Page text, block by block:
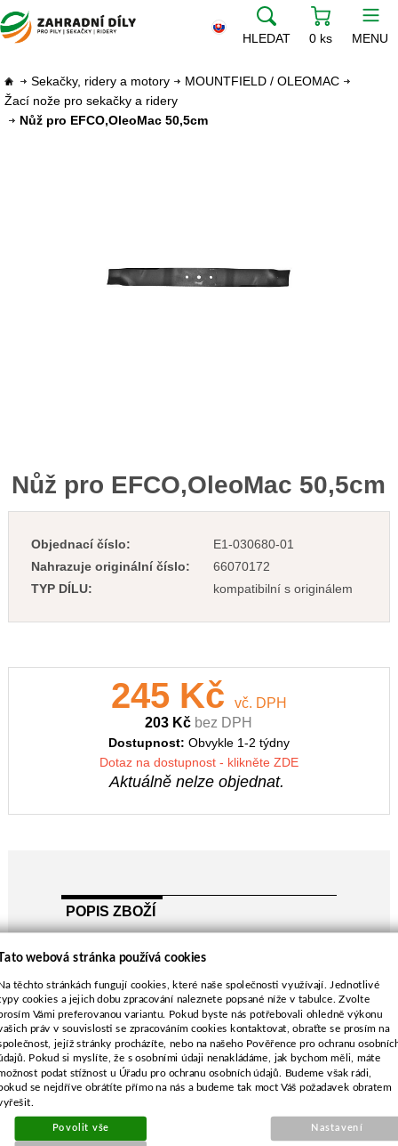
HLEDAT 0 ks MENU
Sekačky, ridery a motory
MOUNTFIELD / OLEOMAC
Žací nože pro sekačky a ridery
Nůž pro EFCO,OleoMac 50,5cm
Nůž pro EFCO,OleoMac 50,5cm
Objednací číslo:
E1-030680-01
Nahrazuje originální číslo:
66070172
TYP DÍLU:
kompatibilní s originálem
245 Kč
vč. DPH
203 Kč bez DPH
Dostupnost: Obvykle 1-2 týdny
Dotaz na dostupnost - klikněte ZDE
Aktuálně nelze objednat.
POPIS ZBOŽÍ
OleoMac G53
mulčovací nůž
délka-508 mm
průměr středu-10,0 mm
rozteč-65,0 mm
průměr vnějších děr-8,5 mm
webová stránka používá cookies
těchto stránkách fungují cookies, které naše společnosti využívají. Jednotlivé
cookies a jejich dobu zpracování naleznete popsané níže v tabulce. Zvolte
Vámi preferovanou variantu. Pokud byste nás potřebovali ohledně výkonu
práv v souvislosti se zpracováním cookies kontaktovat, obraťte se prosím na
jejíž stránky procházíte, nebo na našeho Pověřence pro ochranu
Pokud si myslíte, že s osobními údaji nenakládáme, jak bychom měli, máte
podat stížnost u Úřadu pro ochranu osobních údajů. Budeme však rádi,
se nejdříve obrátíte přímo na nás a budeme tak moct Váš požadavek obratem
Povolit vše Nastavení